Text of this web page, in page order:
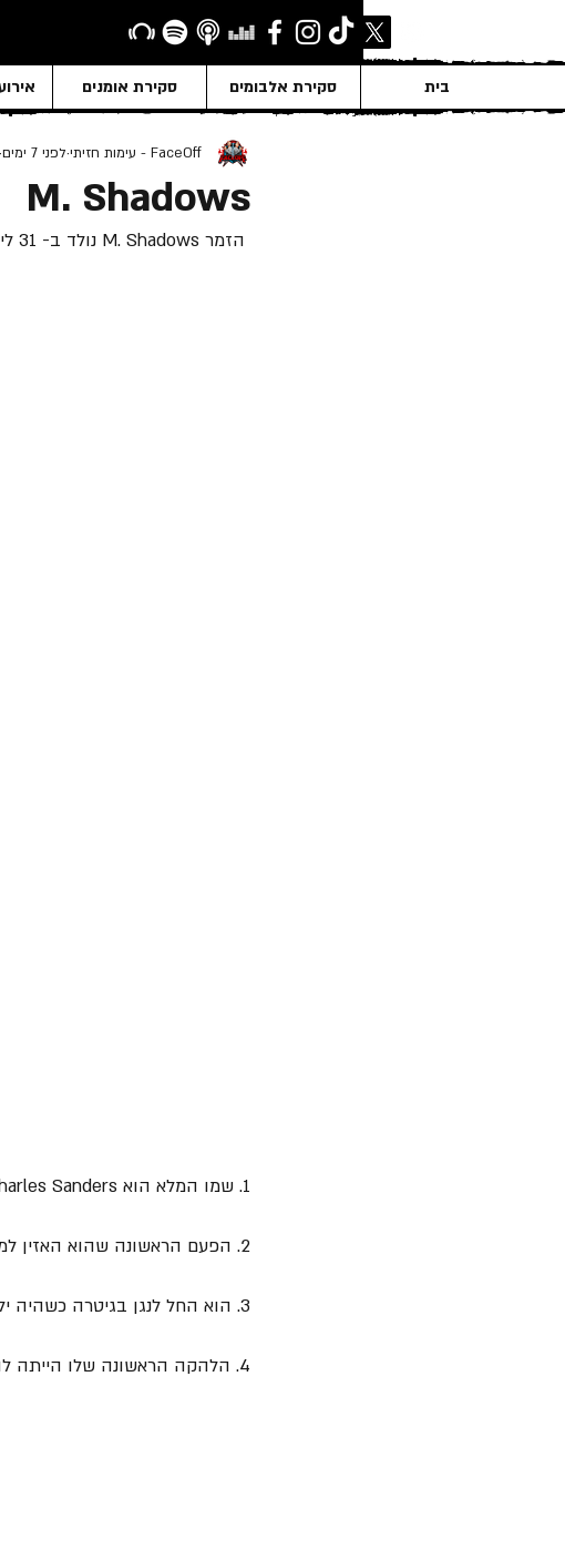
בית סקירת אלבומים סקירת אומנים
M. Shadows
FaceOff - עימות חזיתי לפני 7 ימים
1. שמו המלא הוא Matthew Charles Sanders והוא נולד ב-  Fountain Valley, California.
2. הפעם הראשונה שהוא האזין למוסיקת רוק הייתה כשאביו נתן לו במתנה קלטת של "Guns N’ Roses".
3. הוא החל לנגן בגיטרה כשהיה ילד אך את היכולת המוסיקלית הוא רכש כשלמד לנגן על פסנתר.
4. הלהקה הראשונה שלו הייתה להקת Pאנק בשם "Successful Failure" בה הוא היה גיטריסט.